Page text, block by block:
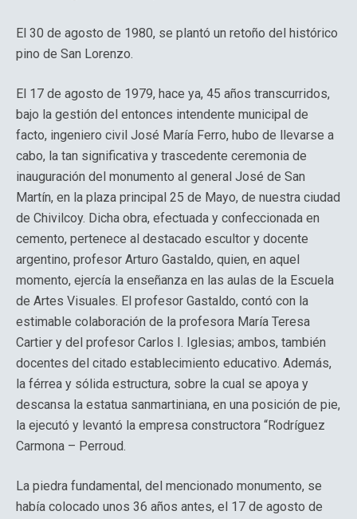
El 30 de agosto de 1980, se plantó un retoño del histórico
pino de San Lorenzo.
El 17 de agosto de 1979, hace ya, 45 años transcurridos,
bajo la gestión del entonces intendente municipal de
facto, ingeniero civil José María Ferro, hubo de llevarse a
cabo, la tan significativa y trascedente ceremonia de
inauguración del monumento al general José de San
Martín, en la plaza principal 25 de Mayo, de nuestra ciudad
de Chivilcoy. Dicha obra, efectuada y confeccionada en
cemento, pertenece al destacado escultor y docente
argentino, profesor Arturo Gastaldo, quien, en aquel
momento, ejercía la enseñanza en las aulas de la Escuela
de Artes Visuales. El profesor Gastaldo, contó con la
estimable colaboración de la profesora María Teresa
Cartier y del profesor Carlos I. Iglesias; ambos, también
docentes del citado establecimiento educativo. Además,
la férrea y sólida estructura, sobre la cual se apoya y
descansa la estatua sanmartiniana, en una posición de pie,
la ejecutó y levantó la empresa constructora “Rodríguez
Carmona – Perroud.
La piedra fundamental, del mencionado monumento, se
había colocado unos 36 años antes, el 17 de agosto de